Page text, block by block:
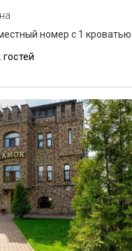
номер с 1 кроватью